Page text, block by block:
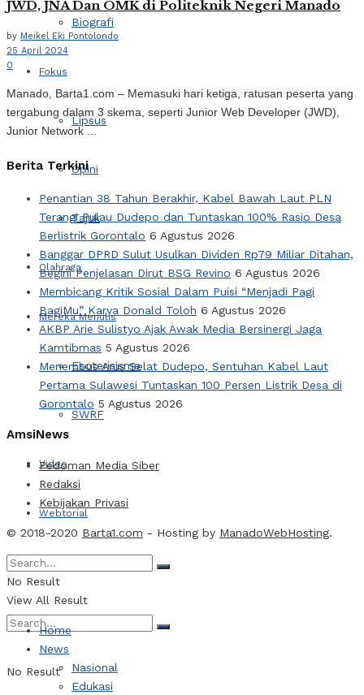
Biografi
Fokus
Lipsus
Opini
Tajuk
Olahraga
Mereka Menulis
Esoterisisme
SWRF
Video
Webtorial
Indeks Berita
No Result
JWD, JNA Dan OMK di Politeknik Negeri Manado
by Meikel Eki Pontolondo
25 April 2024
0
Manado, Barta1.com – Memasuki hari ketiga, ratusan peserta yang
tergabung dalam 3 skema, seperti Junior Web Developer (JWD),
Junior Network ...
Berita Terkini
Penantian 38 Tahun Berakhir, Kabel Bawah Laut PLN
Terangi Pulau Dudepo dan Tuntaskan 100% Rasio Desa
Berlistrik Gorontalo 6 Agustus 2026
Banggar DPRD Sulut Usulkan Dividen Rp79 Miliar Ditahan,
Begini Penjelasan Dirut BSG Revino 6 Agustus 2026
Membicang Kritik Sosial Dalam Puisi “Menjadi Pagi
BagiMu” Karya Donald Toloh 6 Agustus 2026
AKBP Arie Sulistyo Ajak Awak Media Bersinergi Jaga
Kamtibmas 5 Agustus 2026
Menembus Arus Selat Dudepo, Sentuhan Kabel Laut
Pertama Sulawesi Tuntaskan 100 Persen Listrik Desa di
Gorontalo 5 Agustus 2026
AmsiNews
Pedoman Media Siber
Redaksi
Kebijakan Privasi
© 2018-2020 Barta1.com - Hosting by ManadoWebHosting.
No Result
View All Result
Home
News
Nasional
Edukasi